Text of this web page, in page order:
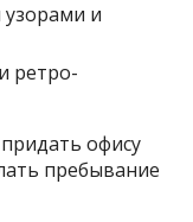
и
ретро-
офису
пребывание